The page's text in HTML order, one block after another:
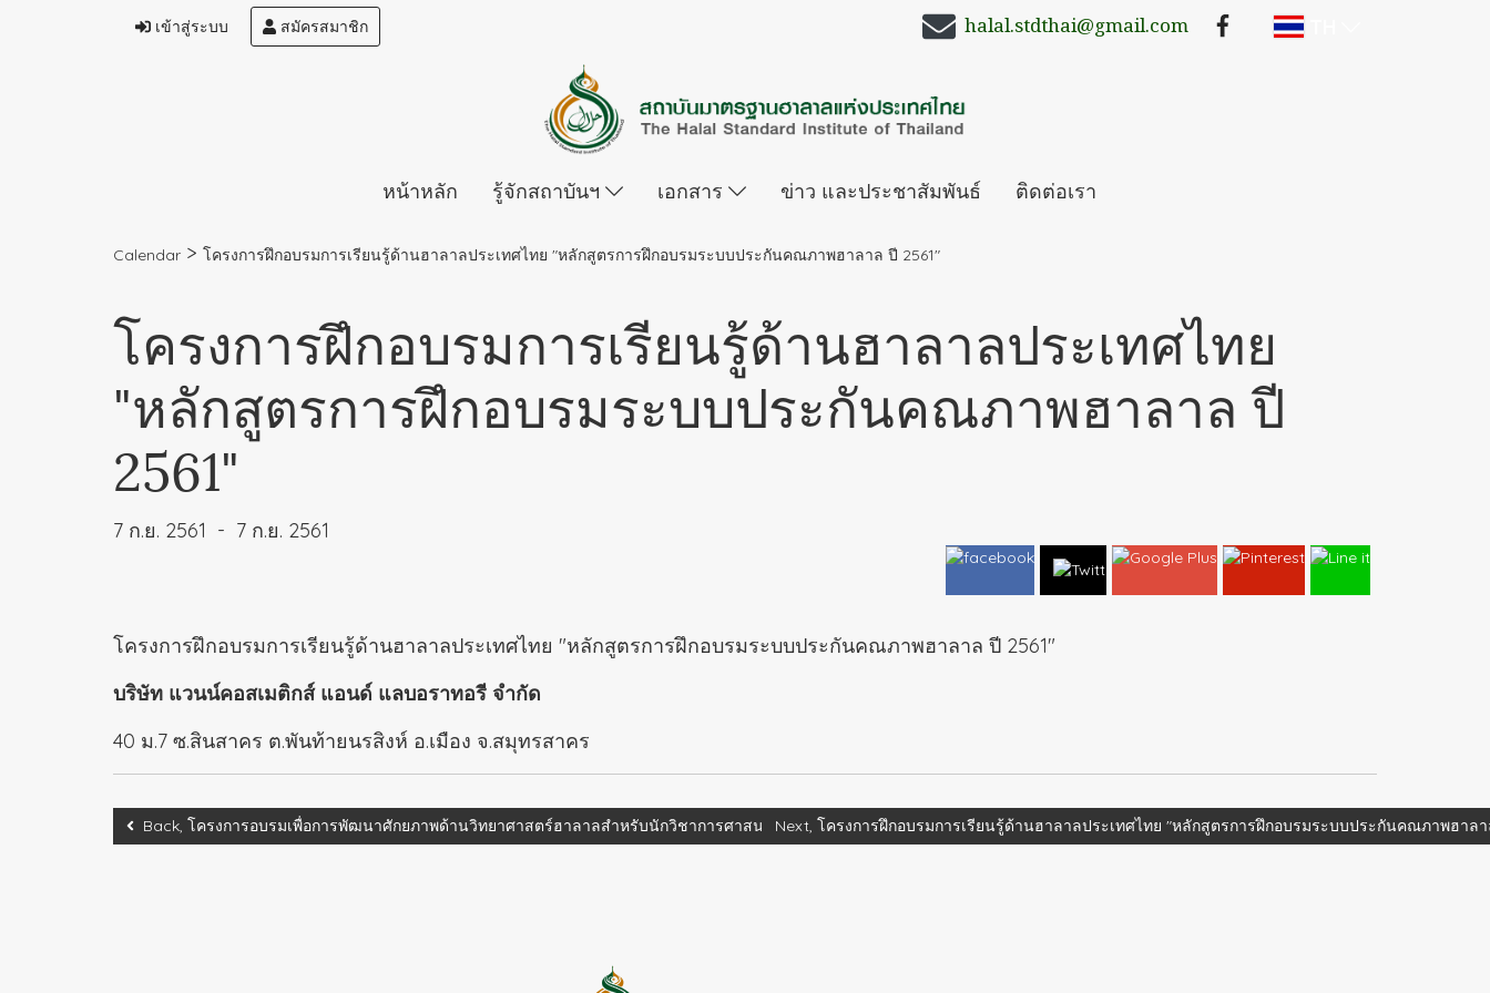
เข้าสู่ระบบ สมัครสมาชิก halal.stdthai@gmail.com TH
หน้าหลัก รู้จักสถาบันฯ เอกสาร ข่าว และประชาสัมพันธ์ ติดต่อเรา
Calendar > โครงการฝึกอบรมการเรียนรู้ด้านฮาลาลประเทศไทย "หลักสูตรการฝึกอบรมระบบประกันคณภาพฮาลาล ปี 2561"
โครงการฝึกอบรมการเรียนรู้ด้านฮาลาลประเทศไทย
"หลักสูตรการฝึกอบรมระบบประกันคณภาพฮาลาล ปี
2561"
7 ก.ย. 2561 - 7 ก.ย. 2561
โครงการฝึกอบรมการเรียนรู้ด้านฮาลาลประเทศไทย "หลักสูตรการฝึกอบรมระบบประกันคณภาพฮาลาล ปี 2561"
บริษัท แวนน์คอสเมติกส์ แอนด์ แลบอราทอรี จำกัด
40 ม.7 ซ.สินสาคร ต.พันท้ายนรสิงห์ อ.เมือง จ.สมุทรสาคร
Back, โครงการอบรมเพื่อการพัฒนาศักยภาพด้านวิทยาศาสตร์ฮาลาลสำหรับนักวิชาการศาสนา นักวิทยาศาสตร์ฮาลาล เพื่อการเป็นผู้ตรวจประเมินและที่ปรึกษาในโรงงานอุตสาหกรรม และผู้ประกอบการ
Next, โครงการฝึกอบรมการเรียนรู้ด้านฮาลาลประเทศไทย "หลักสูตรการฝึกอบรมระบบประกันคณภาพฮาล